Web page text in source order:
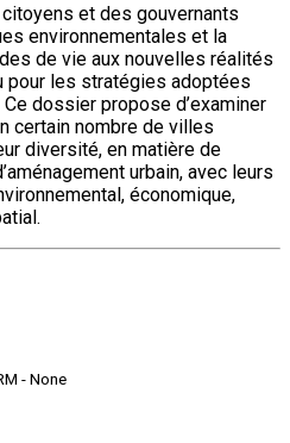
et des gouvernants
environnementales et la
de vie aux nouvelles réalités
pour les stratégies adoptées
dossier propose d’examiner
certain nombre de villes
diversité, en matière de
urbain, avec leurs
économique,
- None